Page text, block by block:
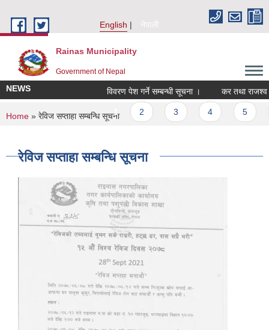
English
नेपाली
Rainas Municipality
Government of Nepal
NEWS विवरण पेश गर्ने सम्बन्धी सूचना । कर तथा
Pages
1
You are here
Home » रेविज सप्ताहा सम्बन्धि सूचना
रेविज सप्ताहा सम्बन्धि सूचना